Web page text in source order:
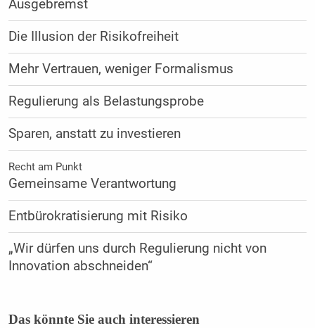
Ausgebremst
Die Illusion der Risikofreiheit
Mehr Vertrauen, weniger Formalismus
Regulierung als Belastungsprobe
Sparen, anstatt zu investieren
Recht am Punkt
Gemeinsame Verantwortung
Entbürokratisierung mit Risiko
„Wir dürfen uns durch Regulierung nicht von
Innovation abschneiden“
Das könnte Sie auch interessieren